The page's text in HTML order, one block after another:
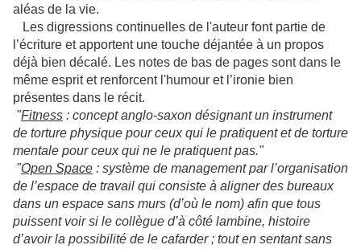
aléas de la vie.
Les digressions continuelles de l'auteur font partie de
l’écriture et apportent une touche déjantée à un propos
déjà bien décalé. Les notes de bas de pages sont dans le
même esprit et renforcent l'humour et l’ironie bien
présentes dans le récit.
"Fitness : concept anglo-saxon désignant un instrument
de torture physique pour ceux qui le pratiquent et de torture
mentale pour ceux qui ne le pratiquent pas."
"Open Space : système de management par l’organisation
de l’espace de travail qui consiste à aligner des bureaux
dans un espace sans murs (d’où le nom) afin que tous
puissent voir si le collègue d’à côté lambine, histoire
d’avoir la possibilité de le cafarder ; tout en sentant sans